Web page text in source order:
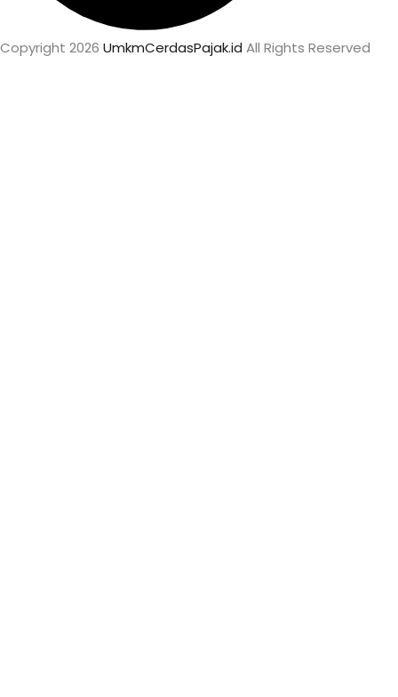
Copyright 2026 UmkmCerdasPajak.id All Rights Reserved